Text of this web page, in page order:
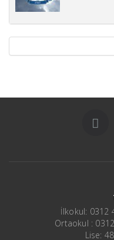
İlkokul: 0312
Ortaokul :
Lise: